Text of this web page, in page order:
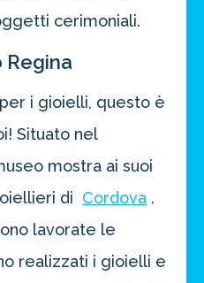
cerimoniali.
Regina
i gioielli, questo è
Situato nel
mostra ai suoi
di Cordova .
lavorate le
realizzati i gioielli e